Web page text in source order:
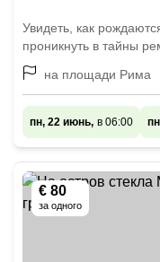
Увидеть, как
проникнуть в тайны
на площади Рима
пн, 22 июнь, в 06:00
€ 80
за одного